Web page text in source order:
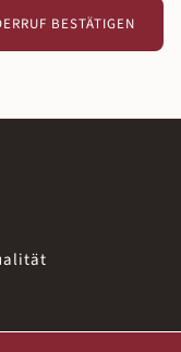
BESTÄTIGEN